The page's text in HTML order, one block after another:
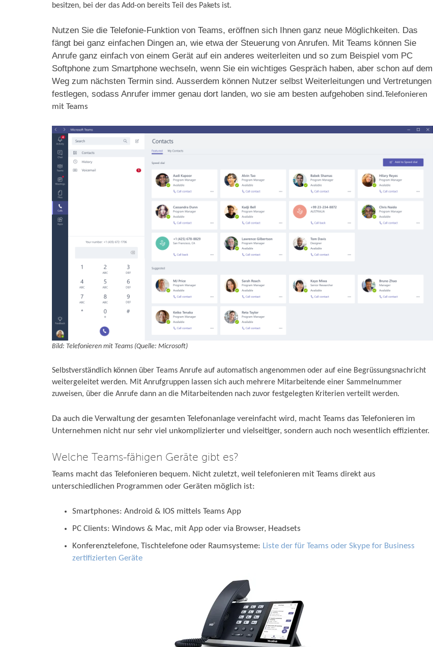
besitzen, bei der das Add-on bereits Teil des Pakets ist.
Nutzen Sie die Telefonie-Funktion von Teams, eröffnen sich Ihnen ganz neue Möglichkeiten. Das
fängt bei ganz einfachen Dingen an, wie etwa der Steuerung von Anrufen. Mit Teams können Sie
Anrufe ganz einfach von einem Gerät auf ein anderes weiterleiten und so zum Beispiel vom PC
Softphone zum Smartphone wechseln, wenn Sie ein wichtiges Gespräch haben, aber schon auf dem
Weg zum nächsten Termin sind. Ausserdem können Nutzer selbst Weiterleitungen und Vertretungen
festlegen, sodass Anrufer immer genau dort landen, wo sie am besten aufgehoben sind.Telefonieren
mit Teams
Bild: Telefonieren mit Teams (Quelle: Microsoft)
Selbstverständlich können über Teams Anrufe auf automatisch angenommen oder auf eine Begrüssungsnachricht
weitergeleitet werden. Mit Anrufgruppen lassen sich auch mehrere Mitarbeitende einer Sammelnummer
zuweisen, über die Anrufe dann an die Mitarbeitenden nach zuvor festgelegten Kriterien verteilt werden.
Da auch die Verwaltung der gesamten Telefonanlage vereinfacht wird, macht Teams das Telefonieren im
Unternehmen nicht nur sehr viel unkomplizierter und vielseitiger, sondern auch noch wesentlich effizienter.
Welche Teams-fähigen Geräte gibt es?
Teams macht das Telefonieren bequem. Nicht zuletzt, weil telefonieren mit Teams direkt aus
unterschiedlichen Programmen oder Geräten möglich ist:
Smartphones: Android & IOS mittels Teams App
PC Clients: Windows & Mac, mit App oder via Browser, Headsets
Konferenztelefone, Tischtelefone oder Raumsysteme: Liste der für Teams oder Skype for Business
zertifizierten Geräte